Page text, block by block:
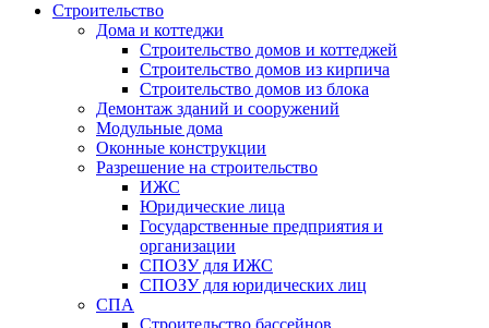
Строительство
Дома и коттеджи
Строительство домов и коттеджей
Строительство домов из кирпича
Строительство домов из блока
Демонтаж зданий и сооружений
Модульные дома
Оконные конструкции
Разрешение на строительство
ИЖС
Юридические лица
Государственные предприятия и
организации
СПОЗУ для ИЖС
СПОЗУ для юридических лиц
СПА
Строительство бассейнов